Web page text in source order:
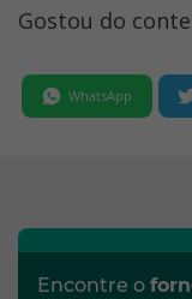
Gostou do
WhatsApp
Encontre o